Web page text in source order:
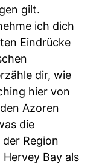
gilt.
ich dich
Eindrücke
dir, wie
hier von
Azoren
die
Region
Bay als